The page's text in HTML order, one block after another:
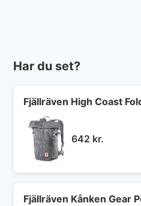
Har du set?
Fjällräven High Coast
642 kr.
Fjällräven Kånken Gear